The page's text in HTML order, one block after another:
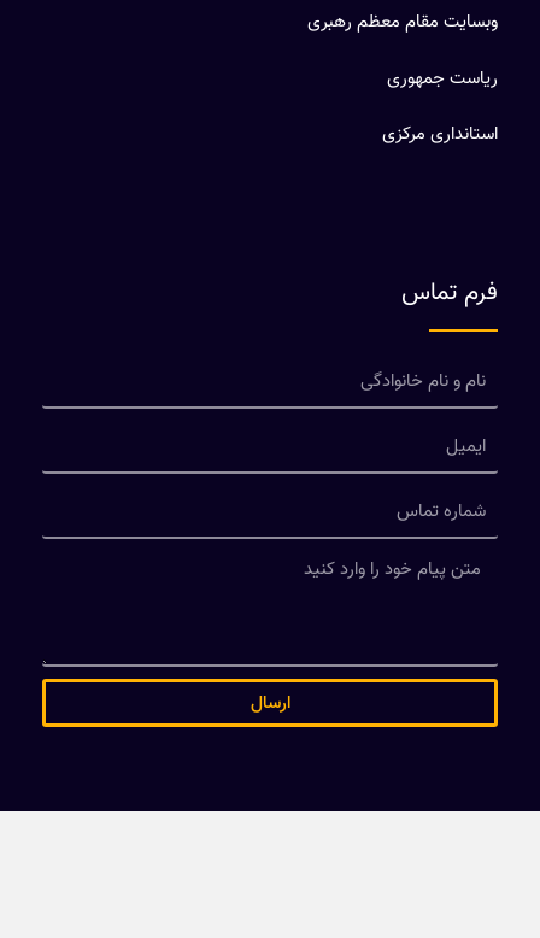
وبسایت مقام معظم رهبری
ریاست جمهوری
استانداری مرکزی
فرم تماس
ارسال